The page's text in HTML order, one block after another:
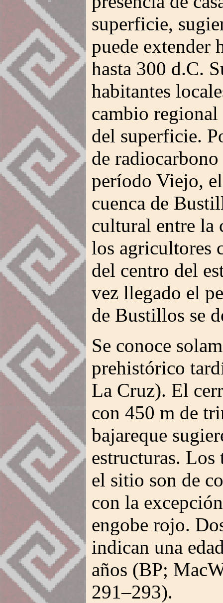
superficie,
puede extender
hasta 300 d.C.
habitantes
cambio regional
del superficie.
de
período Viejo,
cuenca de
cultural entre la
los agricultores
del centro del
vez llegado el
de Bustillos se
Se conoce
prehistórico
La Cruz). El
con 450 m de
bajareque
estructuras. Los
el sitio son de
con la
engobe rojo.
indican una
años (BP;
291–293).